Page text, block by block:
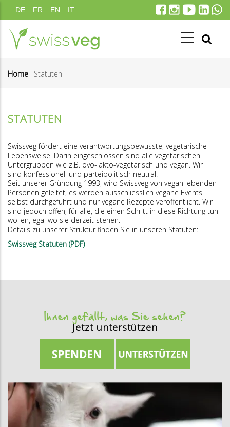
Direkt
zum
Inhalt
DE FR EN IT
Home - Statuten
STATUTEN
Swissveg fördert eine verantwortungsbewusste, vegetarische
Lebensweise. Darin eingeschlossen sind alle vegetarischen
Untergruppen wie z.B. ovo-lakto-vegetarisch und vegan. Wir
sind konfessionell und parteipolitisch neutral.
Seit unserer Gründung 1993, wird Swissveg von vegan lebenden
Personen geleitet, es werden ausschliesslich vegane Events
selbst durchgeführt und nur vegane Rezepte veröffentlicht. Wir
sind jedoch offen, für alle, die einen Schritt in diese Richtung tun
wollen, egal wo sie derzeit stehen.
Details zu unserer Struktur finden Sie in unseren Statuten:
Swissveg Statuten (PDF)
Ihnen gefällt, was Sie sehen?
Jetzt unterstützen